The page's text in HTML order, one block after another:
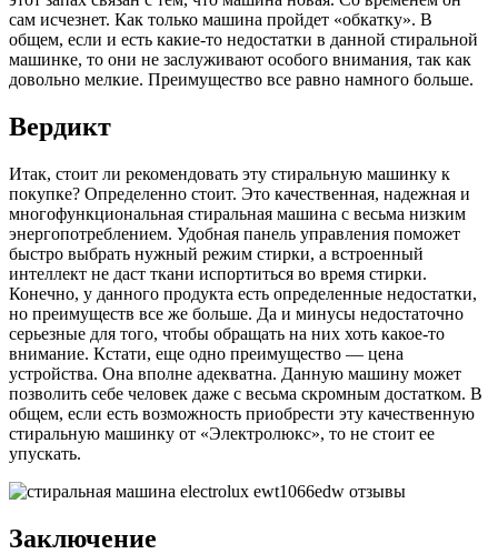
сам исчезнет. Как только машина пройдет «обкатку». В
общем, если и есть какие-то недостатки в данной стиральной
машинке, то они не заслуживают особого внимания, так как
довольно мелкие. Преимущество все равно намного больше.
Вердикт
Итак, стоит ли рекомендовать эту стиральную машинку к
покупке? Определенно стоит. Это качественная, надежная и
многофункциональная стиральная машина с весьма низким
энергопотреблением. Удобная панель управления поможет
быстро выбрать нужный режим стирки, а встроенный
интеллект не даст ткани испортиться во время стирки.
Конечно, у данного продукта есть определенные недостатки,
но преимуществ все же больше. Да и минусы недостаточно
серьезные для того, чтобы обращать на них хоть какое-то
внимание. Кстати, еще одно преимущество — цена
устройства. Она вполне адекватна. Данную машину может
позволить себе человек даже с весьма скромным достатком. В
общем, если есть возможность приобрести эту качественную
стиральную машинку от «Электролюкс», то не стоит ее
упускать.
Заключение